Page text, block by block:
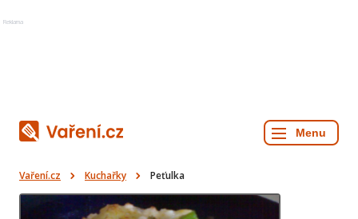
Reklama
Vaření.cz Kuchařky Peťulka